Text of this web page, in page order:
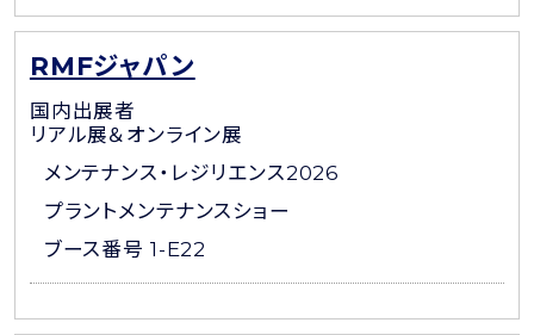
RMFジャパン
国内出展者
リアル展＆オンライン展
メンテナンス・レジリエンス2026
プラントメンテナンスショー
ブース番号 1-E22